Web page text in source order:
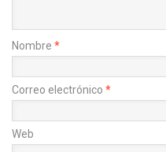
Nombre *
Correo electrónico *
Web